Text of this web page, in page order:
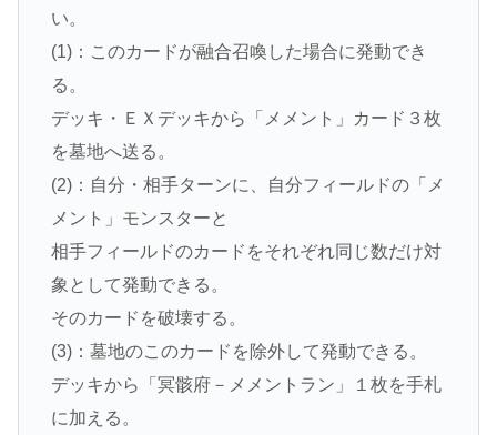
い。
(1)：このカードが融合召喚した場合に発動でき
る。
デッキ・ＥＸデッキから「メメント」カード３枚
を墓地へ送る。
(2)：自分・相手ターンに、自分フィールドの「メ
メント」モンスターと
相手フィールドのカードをそれぞれ同じ数だけ対
象として発動できる。
そのカードを破壊する。
(3)：墓地のこのカードを除外して発動できる。
デッキから「冥骸府－メメントラン」１枚を手札
に加える。